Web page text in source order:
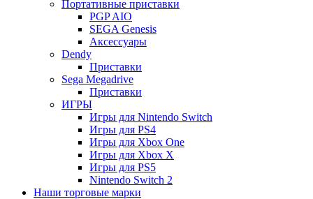
Портативные приставки
PGP AIO
SEGA Genesis
Аксессуары
Dendy
Приставки
Sega Megadrive
Приставки
ИГРЫ
Игры для Nintendo Switch
Игры для PS4
Игры для Xbox One
Игры для Xbox X
Игры для PS5
Nintendo Switch 2
Наши торговые марки